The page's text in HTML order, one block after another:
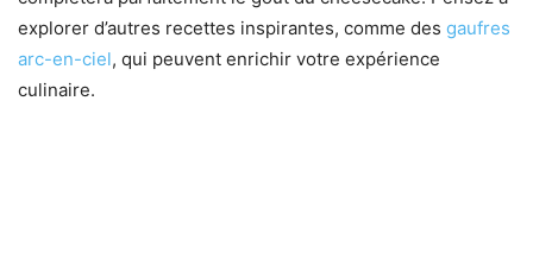
explorer d’autres recettes inspirantes, comme des gaufres
arc-en-ciel, qui peuvent enrichir votre expérience
culinaire.